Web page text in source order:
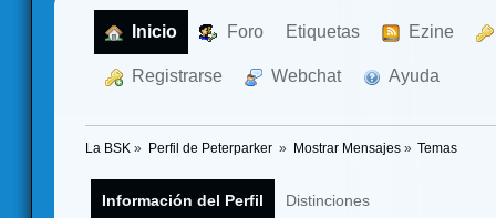
Inicio Foro Etiquetas Ezine
Registrarse Webchat Ayuda
La BSK » Perfil de Peterparker » Mostrar Mensajes» Temas
Información del Perfil Distinciones